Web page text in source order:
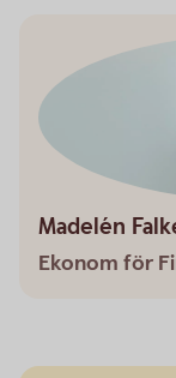
Madelén
Ekonom för